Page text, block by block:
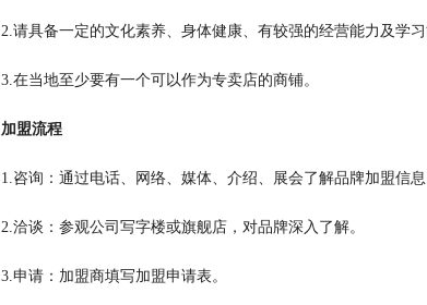
2.请具备一定的文化素养、身体健康、有较强的经营能力及学习
3.在当地至少要有一个可以作为专卖店的商铺。
加盟流程
1.咨询：通过电话、网络、媒体、介绍、展会了解品牌加盟信息
2.洽谈：参观公司写字楼或旗舰店，对品牌深入了解。
3.申请：加盟商填写加盟申请表。